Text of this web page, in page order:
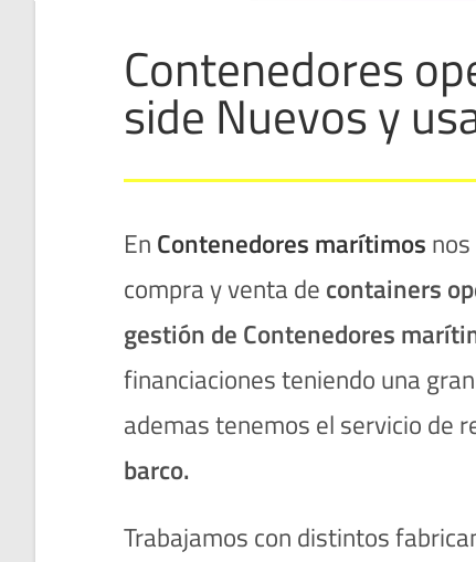
Contenedores
side Nuevos y
En Contenedores marítimos
compra y venta de containers
gestión de Contenedores
financiaciones teniendo una
ademas tenemos el servicio de
barco.
Trabajamos con distintos